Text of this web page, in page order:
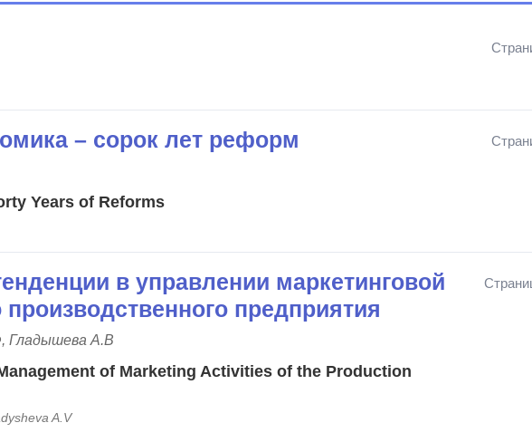
– сорок лет реформ
Years of Reforms
в управлении маркетинговой
предприятия
Гладышева А.В
of Marketing Activities of the Production
A.V